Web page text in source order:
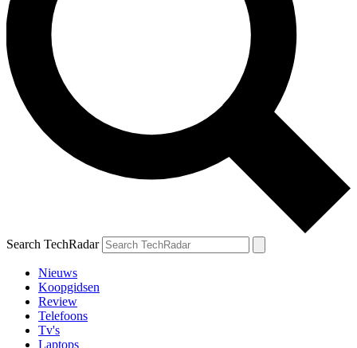
Search TechRadar
Nieuws
Koopgidsen
Review
Telefoons
Tv's
Laptops